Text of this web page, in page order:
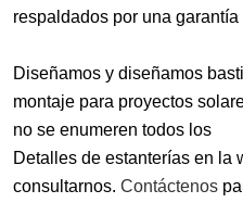
respaldados por una
Diseñamos y diseñamos
montaje para proyectos
no se enumeren todos los
Detalles de estanterías en la
consultarnos. Contáctenos